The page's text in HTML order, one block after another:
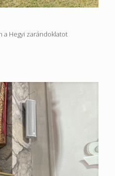
a Hegyi zarándoklatot